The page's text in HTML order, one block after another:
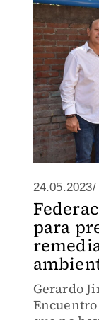
24.05.2023/
para
Gerardo